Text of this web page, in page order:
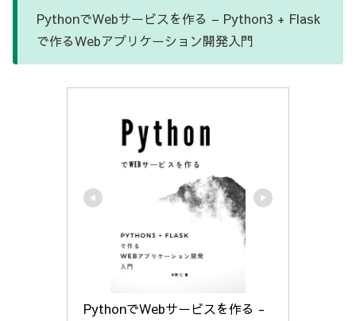
PythonでWebサービスを作る – Python3 + Flask
で作るWebアプリケーション開発入門
PythonでWebサービスを作る -